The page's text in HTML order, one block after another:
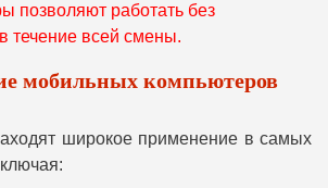
позволяют работать без
течение всей смены.
мобильных компьютеров
широкое применение в самых